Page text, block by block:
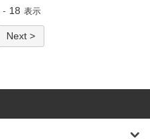
- 18 表示
Next >